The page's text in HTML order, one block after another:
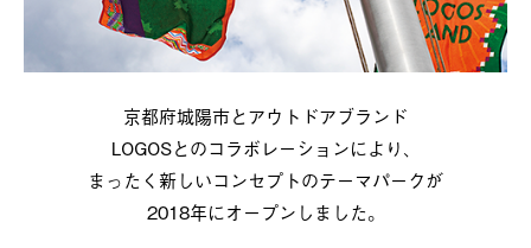
京都府城陽市とアウトドアブランド
LOGOSとのコラボレーションにより、
まったく新しいコンセプトのテーマパークが
2018年にオープンしました。